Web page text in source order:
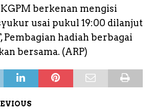
berkenan mengisi
usai pukul 19:00 dilanjut
Pembagian hadiah berbagai
bersama. (ARP)